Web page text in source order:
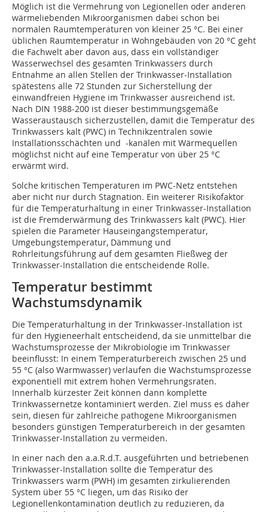
Möglich ist die Vermehrung von Legionellen oder anderen
wärmeliebenden Mikroorganismen dabei schon bei
normalen Raumtemperaturen von kleiner 25 °C. Bei einer
üblichen Raumtemperatur in Wohngebäuden von 20 °C geht
die Fachwelt aber davon aus, dass ein vollständiger
Wasserwechsel des gesamten Trinkwassers durch
Entnahme an allen Stellen der Trinkwasser-Installation
spätestens alle 72 Stunden zur Sicherstellung der
einwandfreien Hygiene im Trinkwasser ausreichend ist.
Nach DIN 1988-200 ist dieser bestimmungsgemäße
Wasseraustausch sicherzustellen, damit die Temperatur des
Trinkwassers kalt (PWC) in Technikzentralen sowie
Installationsschächten und -kanälen mit Wärmequellen
möglichst nicht auf eine Temperatur von über 25 °C
erwärmt wird.
Solche kritischen Temperaturen im PWC-Netz entstehen
aber nicht nur durch Stagnation. Ein weiterer Risikofaktor
für die Temperaturhaltung in einer Trinkwasser-Installation
ist die Fremderwärmung des Trinkwassers kalt (PWC). Hier
spielen die Parameter Hauseingangstemperatur,
Umgebungstemperatur, Dämmung und
Rohrleitungsführung auf dem gesamten Fließweg der
Trinkwasser-Installation die entscheidende Rolle.
Temperatur bestimmt
Wachstumsdynamik
Die Temperaturhaltung in der Trinkwasser-Installation ist
für den Hygieneerhalt entscheidend, da sie unmittelbar die
Wachstumsprozesse der Mikrobiologie im Trinkwasser
beeinflusst: In einem Temperaturbereich zwischen 25 und
55 °C (also Warmwasser) verlaufen die Wachstumsprozesse
exponentiell mit extrem hohen Vermehrungsraten.
Innerhalb kürzester Zeit können dann komplette
Trinkwassernetze kontaminiert werden. Ziel muss es daher
sein, diesen für zahlreiche pathogene Mikroorganismen
besonders günstigen Temperaturbereich in der gesamten
Trinkwasser-Installation zu vermeiden.
In einer nach den a.a.R.d.T. ausgeführten und betriebenen
Trinkwasser-Installation sollte die Temperatur des
Trinkwassers warm (PWH) im gesamten zirkulierenden
System über 55 °C liegen, um das Risiko der
Legionellenkontamination deutlich zu reduzieren, da